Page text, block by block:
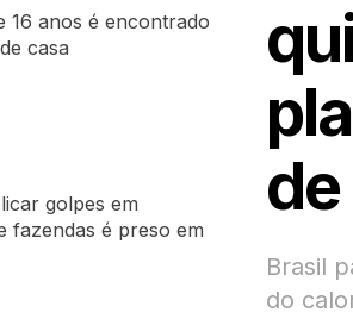
Brasil
do
16 anos é encontrado
casa
golpes em
fazendas é preso em